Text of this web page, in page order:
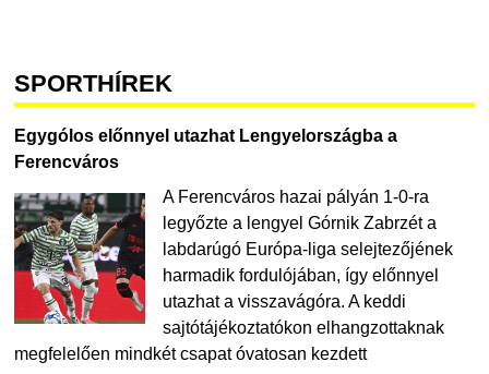
SPORTHÍREK
Egygólos előnnyel utazhat Lengyelországba a
Ferencváros
A Ferencváros hazai pályán 1-0-ra
legyőzte a lengyel Górnik Zabrzét a
labdarúgó Európa-liga selejtezőjének
harmadik fordulójában, így előnnyel
utazhat a visszavágóra. A keddi
sajtótájékoztatókon elhangzottaknak
megfelelően mindkét csapat óvatosan kezdett